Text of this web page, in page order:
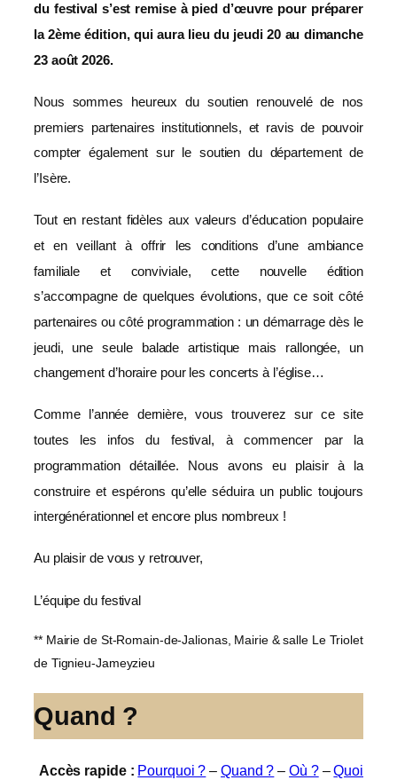
du festival s’est remise à pied d’œuvre pour préparer
la 2ème édition, qui aura lieu du jeudi 20 au dimanche
23 août 2026.
Nous sommes heureux du soutien renouvelé de nos
premiers partenaires institutionnels, et ravis de pouvoir
compter également sur le soutien du département de
l’Isère.
Tout en restant fidèles aux valeurs d’éducation populaire
et en veillant à offrir les conditions d’une ambiance
familiale et conviviale, cette nouvelle édition
s’accompagne de quelques évolutions, que ce soit côté
partenaires ou côté programmation : un démarrage dès le
jeudi, une seule balade artistique mais rallongée, un
changement d’horaire pour les concerts à l’église…
Comme l’année dernière, vous trouverez sur ce site
toutes les infos du festival, à commencer par la
programmation détaillée. Nous avons eu plaisir à la
construire et espérons qu’elle séduira un public toujours
intergénérationnel et encore plus nombreux !
Au plaisir de vous y retrouver,
L’équipe du festival
** Mairie de St-Romain-de-Jalionas, Mairie & salle Le Triolet
de Tignieu-Jameyzieu
Quand ?
Accès rapide : Pourquoi ? –Quand ? –Où ?–Quoi